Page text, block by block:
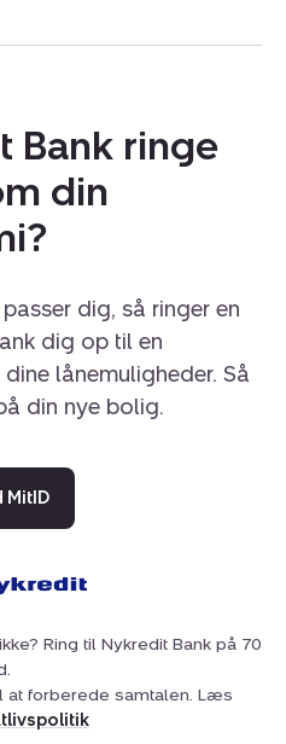
er tilfældigt udvalgte og
Bank ringe
din
dig, så ringer en
dig op til en
lånemuligheder. Så
din nye bolig.
MitID
Ring til Nykredit Bank på 70
at forberede samtalen. Læs